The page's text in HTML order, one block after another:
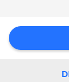
DU
SITE